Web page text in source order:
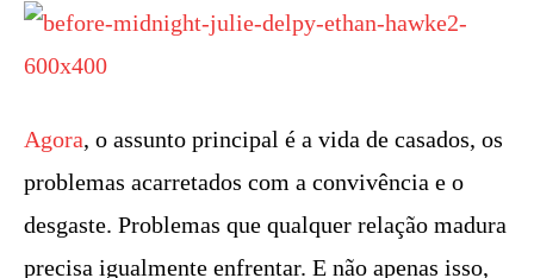
Agora, o assunto principal é a vida de casados, os
problemas acarretados com a convivência e o
desgaste. Problemas que qualquer relação madura
precisa igualmente enfrentar. E não apenas isso,